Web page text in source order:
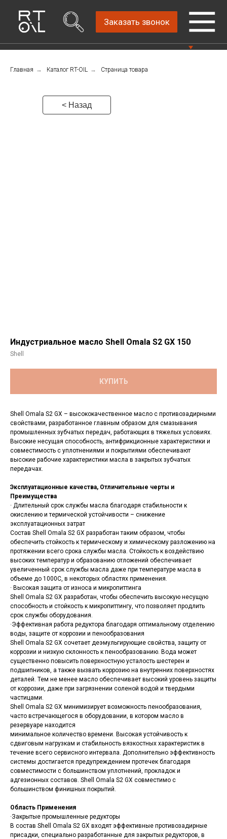
Прямой дистрибьютор
Консультации Пн-Пт: 9.00-18.00
Заказать звонок
4.8
Главная → Каталог RT-OIL → Страница товара
< Назад
Индустриальное масло Shell Omala S2 GX 150
Shell
КУПИТЬ
Shell Omala S2 GX – высококачественное масло с противозадирными
свойствами, разработанное главным образом для смазывания
промышленных зубчатых передач, работающих в тяжелых условиях.
Высокие несущая способность, антифрикционные характеристики и
совместимость с уплотнениями и покрытиями обеспечивают
высокие рабочие характеристики масла в закрытых зубчатых
передачах.
Эксплуатационные качества, Отличительные черты и
Преимущества
· Длительный срок службы масла благодаря стабильности к
окислению и термической устойчивости – снижение
эксплуатационных затрат
Состав Shell Omala S2 GX разработан таким образом, чтобы
обеспечить стойкость к термическому и химическому разложению на
протяжении всего срока службы масла. Стойкость к воздействию
высоких температур и образованию отложений обеспечивает
увеличенный срок службы масла даже при температуре масла в
объеме до 1000C, в некоторых областях применения.
· Высокая защита от износа и микропиттинга
Shell Omala S2 GX разработан, чтобы обеспечить высокую несущую
способность и стойкость к микропиттингу, что позволяет продлить
срок службы оборудования.
·Эффективная работа редуктора благодаря оптимальному отделению
воды, защите от коррозии и пенообразования
Shell Omala S2 GX сочетает деэмульгирующие свойства, защиту от
коррозии и низкую склонность к пенообразованию. Вода может
существенно повысить поверхностную усталость шестерен и
подшипников, а также вызвать коррозию на внутренних поверхностях
деталей. Тем не менее масло обеспечивает высокий уровень защиты
от коррозии, даже при загрязнении соленой водой и твердыми
частицами.
Shell Omala S2 GX минимизирует возможность пенообразования,
часто встречающегося в оборудовании, в котором масло в
резервуаре находится
минимальное количество времени. Высокая устойчивость к
сдвиговым нагрузкам и стабильность вязкостных характеристик в
течение всего сервисного интервала. Дополнительно эффективность
системы достигается предупреждением протечек благодаря
совместимости с большинством уплотнений, прокладок и
адгезионных составов. Shell Omala S2 GX совместимо с
большинством финишных покрытий.
Область Применения
·Закрытые промышленные редукторы
В состав Shell Omala S2 GX входят эффективные противозадирные
присадки, специально разработанные для закрытых редукторов, в